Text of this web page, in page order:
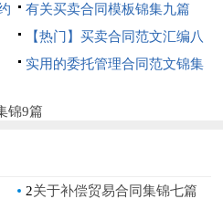
有关买卖合同模板锦集九篇
【热门】买卖合同范文汇编八
篇实用的委托管理合同范文锦集
锦9篇
2关于补偿贸易合同集锦七篇